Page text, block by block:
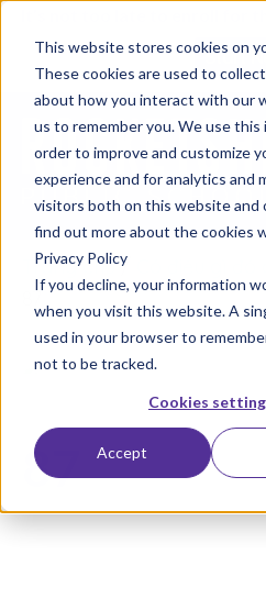
This website stores cookies on
These cookies are used to
about how you interact with our
us to remember you. We use this
order to improve and customize
experience and for analytics and
visitors both on this website and
find out more about the cookies
Privacy Policy
If you decline, your information
when you visit this website. A
used in your browser to
not to be tracked.
Cookies
Accept
It’s not too late to enroll for
Start
Trang chủ/ Có điều gì
87
87